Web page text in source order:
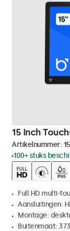
15 Inch
Artikelnummer:
100+ stuks
Full HD multi-
Aansluitingen:
Montage:
Buitenmaat: